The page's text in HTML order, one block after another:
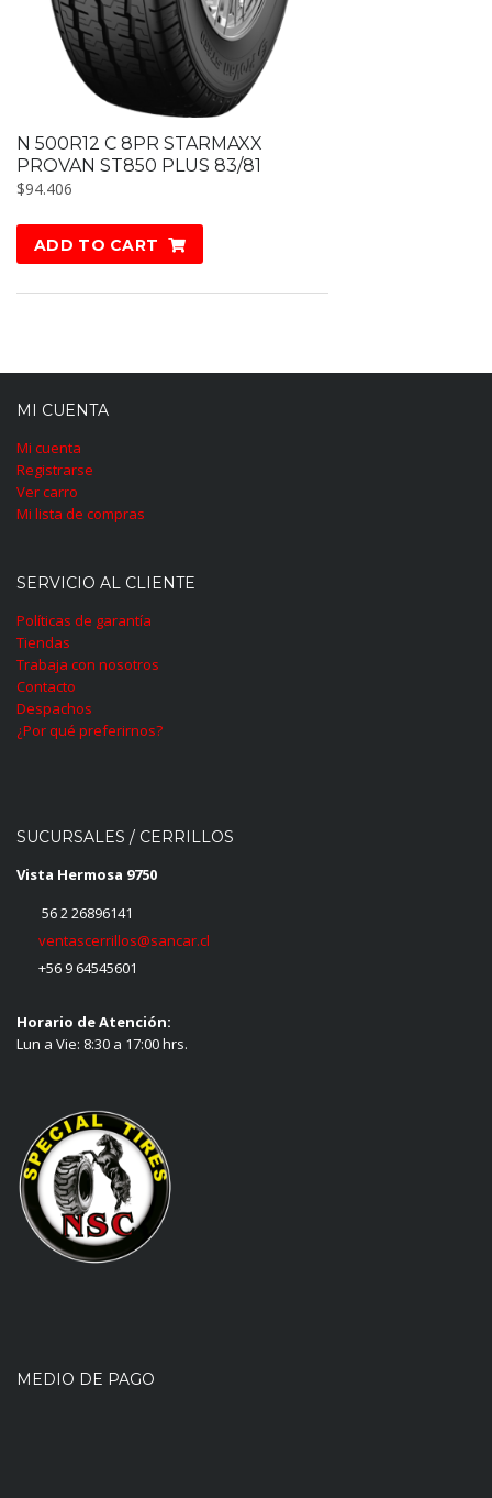
N 500R12 C 8PR STARMAXX
PROVAN ST850 PLUS 83/81
$94.406
ADD TO CART
MI CUENTA
Mi cuenta
Registrarse
Ver carro
Mi lista de compras
SERVICIO AL CLIENTE
Políticas de garantía
Tiendas
Trabaja con nosotros
Contacto
Despachos
¿Por qué preferirnos?
SUCURSALES / CERRILLOS
Vista Hermosa 9750
56 2 26896141
ventascerrillos@sancar.cl
+56 9 64545601
Horario de Atención:
Lun a Vie: 8:30 a 17:00 hrs.
MEDIO DE PAGO